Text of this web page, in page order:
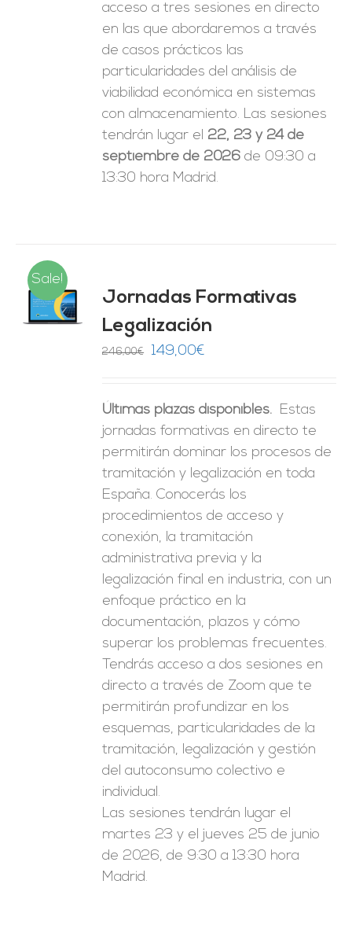
acceso a tres sesiones en directo
en las que abordaremos a través
de casos prácticos las
particularidades del análisis de
viabilidad económica en sistemas
con almacenamiento. Las sesiones
tendrán lugar el 22, 23 y 24 de
septiembre de 2026 de 09:30 a
13:30 hora Madrid.
Sale!
Jornadas Formativas
Legalización
246,00€
El
era:
246,00€.
149,00€
es:
149,00€.
Últimas plazas disponibles. Estas
jornadas formativas en directo te
permitirán dominar los procesos de
tramitación y legalización en toda
España. Conocerás los
procedimientos de acceso y
conexión, la tramitación
administrativa previa y la
legalización final en industria, con un
enfoque práctico en la
documentación, plazos y cómo
superar los problemas frecuentes.
Tendrás acceso a dos sesiones en
directo a través de Zoom que te
permitirán profundizar en los
esquemas, particularidades de la
tramitación, legalización y gestión
del autoconsumo colectivo e
individual.
Las sesiones tendrán lugar el
martes 23 y el jueves 25 de junio
de 2026, de 9:30 a 13:30 hora
Madrid.